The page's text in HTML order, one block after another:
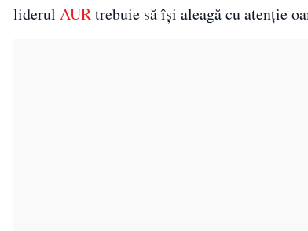
liderul AURtrebuie să își aleagă cu atenție